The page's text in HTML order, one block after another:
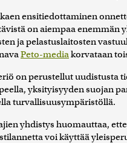
ensitiedottaminen
on aiempaa enemmän
ja pelastuslaitosten
Peto-mediakorvataan
on perustellut uudistusta
yksityisyyden suojan
turvallisuusympäristöllä.
yhdistys huomauttaa,
voi käyttää